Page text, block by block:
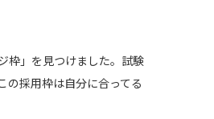
枠」を見つけました。試験
の採用枠は自分に合ってる